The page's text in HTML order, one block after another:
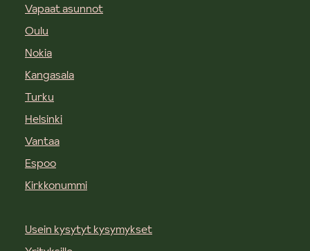
Vapaat asunnot
Oulu
Nokia
Kangasala
Turku
Helsinki
Vantaa
Espoo
Kirkkonummi
Usein kysytyt kysymykset